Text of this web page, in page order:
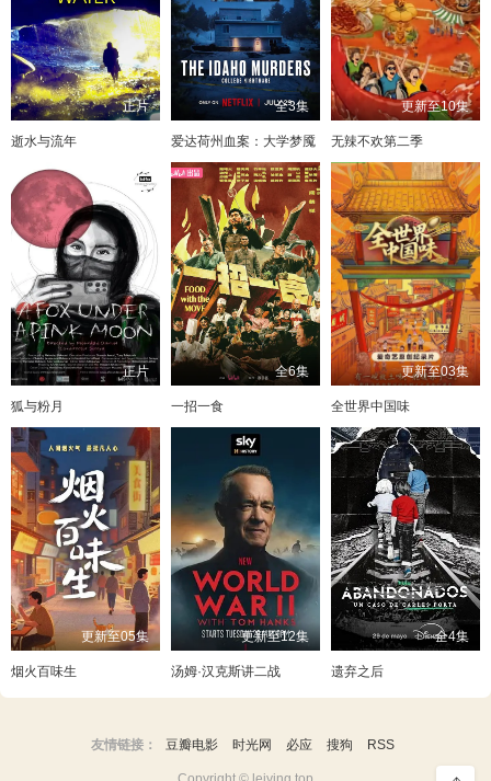
正片
逝水与流年
全3集
爱达荷州血案：大学梦魇
更新至10集
无辣不欢第二季
正片
狐与粉月
全6集
一招一食
更新至03集
全世界中国味
更新至05集
烟火百味生
更新至12集
汤姆·汉克斯讲二战
全4集
遗弃之后
友情链接： 豆瓣电影 时光网 必应 搜狗 RSS